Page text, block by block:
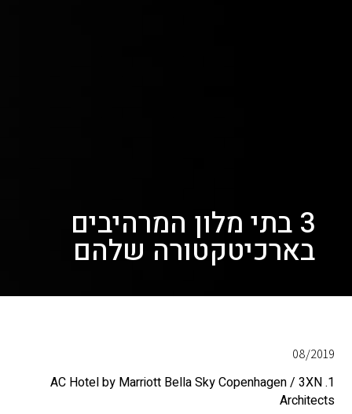
3 בתי מלון המרהיבים
בארכיטקטורה שלהם
08/2019
1. AC Hotel by Marriott Bella Sky Copenhagen / 3XN
Architects